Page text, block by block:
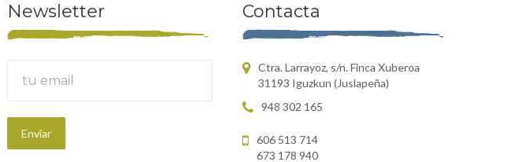
Newsletter Contacta
Ctra. Larrayoz, s/n. Finca Xuberoa
31193 Iguzkun (Juslapeña)
948 302 165
606 513 714
673 178 940